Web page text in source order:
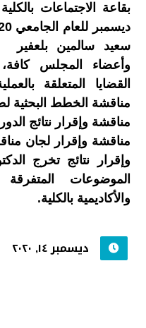
بقاعة الاجتماعات
سعيد سالمين بلعفير
وأعضاء المجلس
القضايا المتعلقة
مناقشة الخطط البحثية
مناقشة وإقرار نتائج
مناقشة وإقرار لجان
وإقرار نتائج تخرج
الموضوعات المتفرقة
والأكاديمية بالكلية.
ديسمبر ١٤, ٢٠٢٠